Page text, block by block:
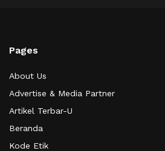
Pages
About Us
Advertise & Media Partner
Artikel Terbar-U
Beranda
Kode Etik